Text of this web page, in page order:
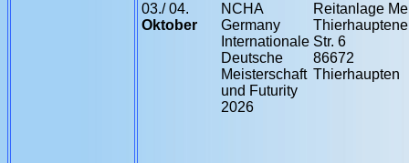
03./ 04.
Oktober
NCHA
Germany
Internationale
Deutsche
Meisterschaft
und Futurity
2026
Reitanlage
Str. 6
86672
Thierhaupten